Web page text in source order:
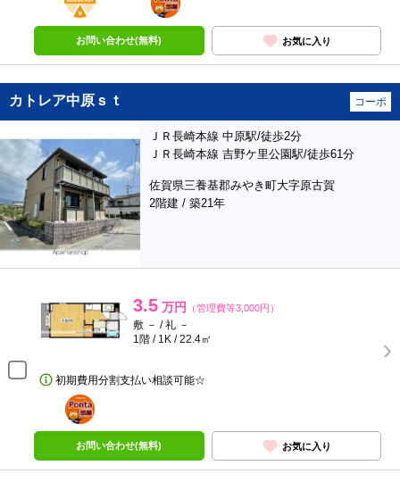
お問い合わせ(無料) お気に入り
カトレア中原ｓｔ コーポ
ＪＲ長崎本線 中原駅/徒歩2分
ＪＲ長崎本線 吉野ケ里公園駅/徒歩61分
佐賀県三養基郡みやき町大字原古賀
2階建 / 築21年
3.5 万円 （管理費等3,000円）
敷 － / 礼 －
1階 / 1K / 22.4㎡
初期費用分割支払い相談可能☆
ポンタ
部屋
お問い合わせ(無料) お気に入り